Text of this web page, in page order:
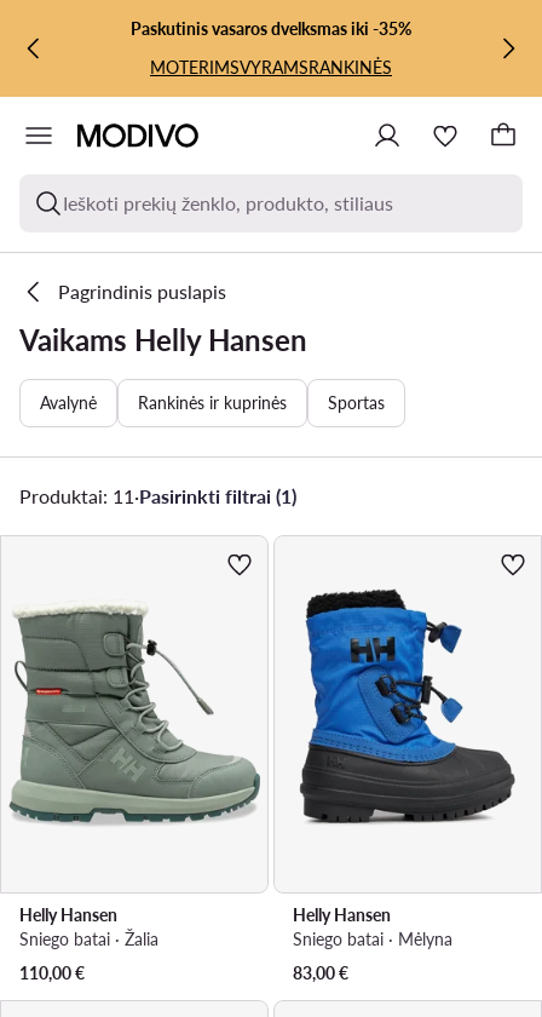
PEREITI PRIE PAGRINDINIO TURINIO
PEREITI Į PAIEŠKĄPaskutinis vasaros dvelksmas iki -35%
MOTERIMSVYRAMSRANKINĖS
Ieškoti prekių ženklo, produkto, stiliaus
Pagrindinis puslapis
Vaikams Helly Hansen
Avalynė Rankinės ir kuprinės Sportas
Produktai: 11 ·Pasirinkti filtrai (1)
Helly Hansen
Sniego batai · Žalia
110,00€
Helly Hansen
Sniego batai · Mėlyna
83,00€